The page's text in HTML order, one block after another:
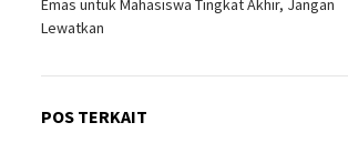
Emas untuk Mahasiswa Tingkat Akhir, Jangan
Lewatkan
POS TERKAIT